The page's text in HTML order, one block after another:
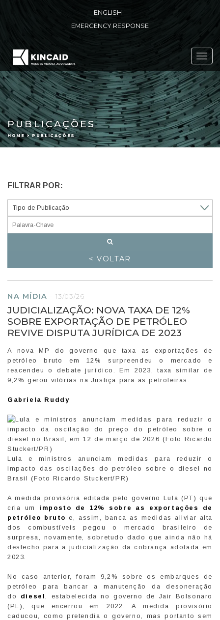
ENGLISH
EMERGENCY RESPONSE
PUBLICAÇÕES
HOME > PUBLICAÇÕES
FILTRAR POR:
< VOLTAR
NA MÍDIA - 13/03/26
JUDICIALIZAÇÃO: NOVA TAXA DE 12%
SOBRE EXPORTAÇÃO DE PETRÓLEO
REVIVE DISPUTA JURÍDICA DE 2023
A nova MP do governo que taxa as exportações de
petróleo bruto em 12% surpreendeu o mercado e
reacendeu o debate jurídico. Em 2023, taxa similar de
9,2% gerou vitórias na Justiça para as petroleiras.
Gabriela Ruddy
Lula e ministros anunciam medidas para reduzir o
impacto das oscilações do petróleo sobre o diesel no
Brasil (Foto Ricardo Stuckert/PR)
A medida provisória editada pelo governo Lula (PT) que
cria um imposto de 12% sobre as exportações de
petróleo bruto e, assim, banca as medidas aliviar alta
dos combustíveis pegou o mercado brasileiro de
surpresa, novamente, sobretudo dado que ainda não há
desfecho para a judicialização da cobrança adotada em
2023.
No caso anterior, foram 9,2% sobre os embarques de
petróleo para bancar a manutenção da desoneração
do diesel
, estabelecida no governo de Jair Bolsonaro
(PL), que encerrou em 2022. A medida provisório
caducou, como pretendia o governo, mas portanto sem